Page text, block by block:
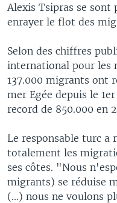
Alexis Tsipras se sont
enrayer le flot des
Selon des chiffres
international pour les
137.000 migrants ont
mer Egée depuis le
record de 850.000 en
Le responsable turc
totalement les
ses côtes. "Nous
migrants) se réduise
(...) nous ne voulons